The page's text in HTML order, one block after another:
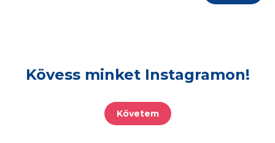
Kövess minket Instagramon!
Követem